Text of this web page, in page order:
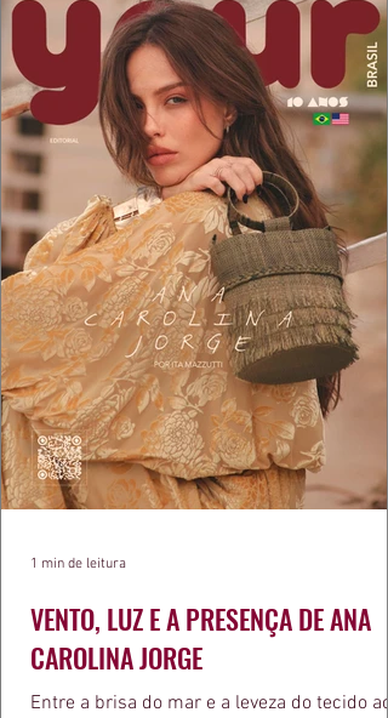
VENTO, LUZ E A PRESENÇA DE ANA
CAROLINA JORGE
Entre a brisa do mar e a leveza do tecido ao
1 min de leitura